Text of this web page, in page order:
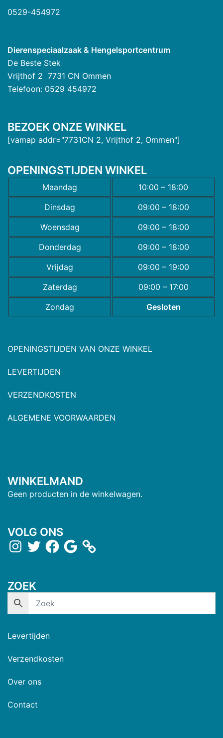
0529-454972
Dierenspeciaalzaak & Hengelsportcentrum
De Beste Stek
Vrijthof 2 7731 CN Ommen
Telefoon: 0529 454972
BEZOEK ONZE WINKEL
[vamap addr="7731CN 2, Vrijthof 2, Ommen"]
OPENINGSTIJDEN WINKEL
Maandag
10:00 – 18:00
Dinsdag
09:00 – 18:00
Woensdag
09:00 – 18:00
Donderdag
09:00 – 18:00
Vrijdag
09:00 – 19:00
Zaterdag
09:00 – 17:00
Zondag
Gesloten
OPENINGSTIJDEN VAN ONZE WINKEL
LEVERTIJDEN
VERZENDKOSTEN
ALGEMENE VOORWAARDEN
WINKELMAND
Geen producten in de winkelwagen.
VOLG ONS
ZOEK
Levertijden
Verzendkosten
Over ons
Contact